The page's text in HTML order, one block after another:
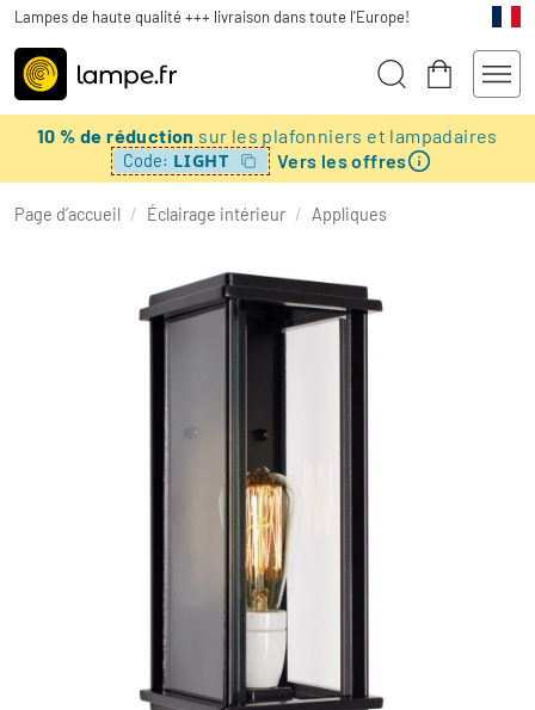
Lampes de haute qualité +++ livraison dans toute l'Europe!
10 % de réduction sur les plafonniers et lampadaires
Code: LIGHT Vers les offres
Page d’accueil / Éclairage intérieur / Appliques